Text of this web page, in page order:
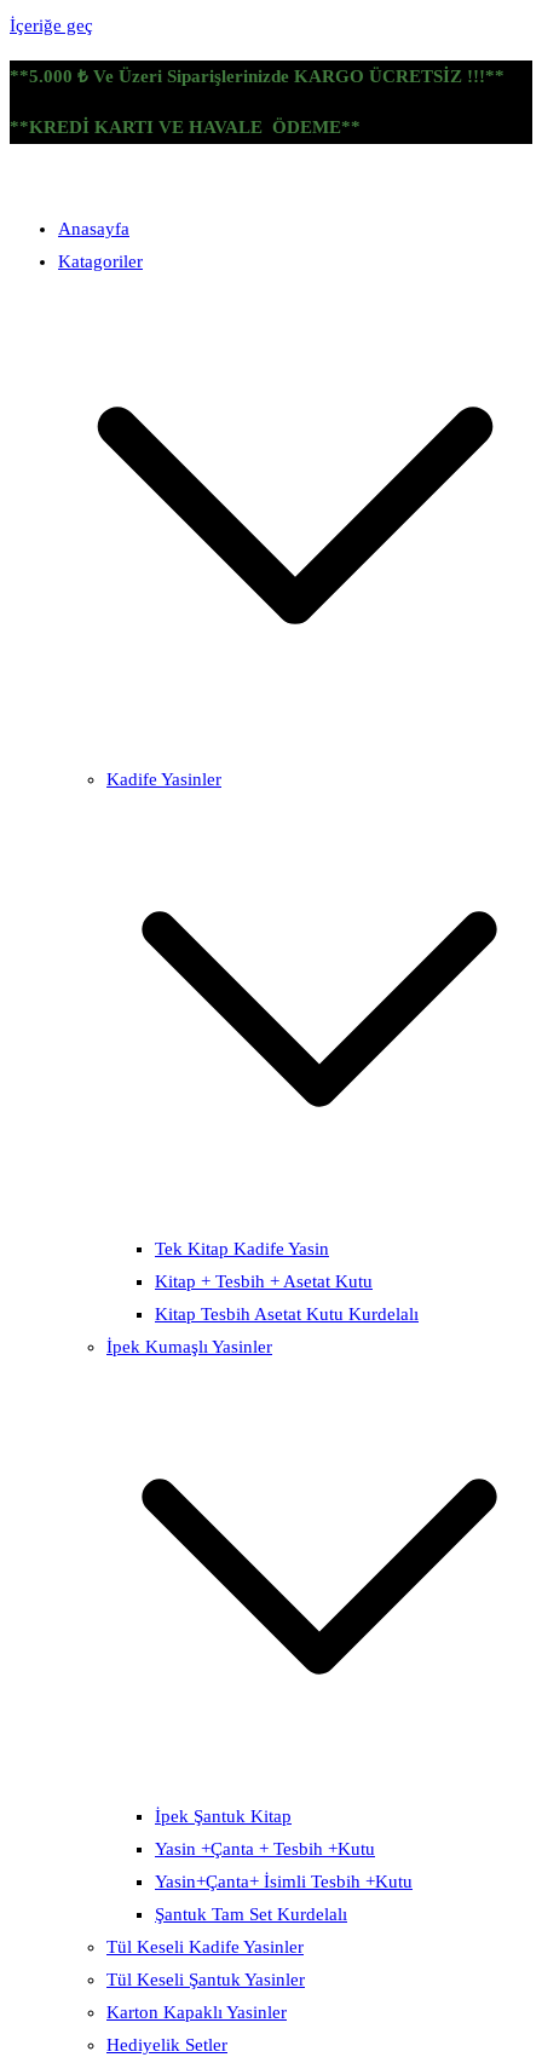
İçeriğe geç
**5.000 ₺ Ve Üzeri Siparişlerinizde KARGO ÜCRETSİZ !!!**
**KREDİ KARTI VE HAVALE ÖDEME**
Anasayfa
Katagoriler
Kadife Yasinler
Tek Kitap Kadife Yasin
Kitap + Tesbih + Asetat Kutu
Kitap Tesbih Asetat Kutu Kurdelalı
İpek Kumaşlı Yasinler
İpek Şantuk Kitap
Yasin +Çanta + Tesbih +Kutu
Yasin+Çanta+ İsimli Tesbih +Kutu
Şantuk Tam Set Kurdelalı
Tül Keseli Kadife Yasinler
Tül Keseli Şantuk Yasinler
Karton Kapaklı Yasinler
Hediyelik Setler